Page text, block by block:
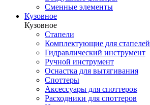
Сменные элементы
Кузовное
Кузовное
Стапели
Комплектующие для стапелей
Гидравлический инструмент
Ручной инструмент
Оснастка для вытягивания
Споттеры
Аксессуары для споттеров
Расходники для споттеров